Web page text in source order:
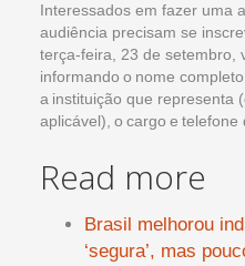
Interessados em fazer uma
audiência precisam se
terça-feira, 23 de setembro,
informando o nome
a instituição que representa
aplicável), o cargo e telefone
Read more
Brasil melhorou
‘segura’, mas